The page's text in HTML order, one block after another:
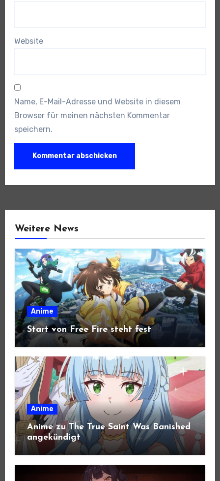
Website
Name, E-Mail-Adresse und Website in diesem
Browser für meinen nächsten Kommentar
speichern.
Weitere News
Anime
Start von Free Fire steht fest
Anime
Anime zu The True Saint Was Banished
angekündigt